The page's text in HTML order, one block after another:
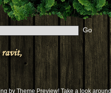
by Theme Preview! Take a look around